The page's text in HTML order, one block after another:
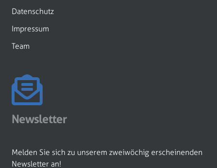
Datenschutz
Impressum
Team
Newsletter
Melden Sie sich zu unserem zweiwöchig erscheinenden
Newsletter an!